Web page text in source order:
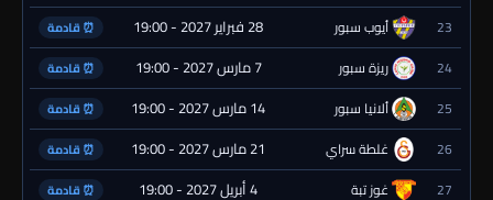
23 أيوب سبور 28 فبراير 2027 - 19:00 ⏰ قادمة
24 ريزة سبور 7 مارس 2027 - 19:00 ⏰ قادمة
25 ألانيا سبور 14 مارس 2027 - 19:00 ⏰ قادمة
26 غلطة سراي 21 مارس 2027 - 19:00 ⏰ قادمة
27 غوز تبة 4 أبريل 2027 - 19:00 ⏰ قادمة